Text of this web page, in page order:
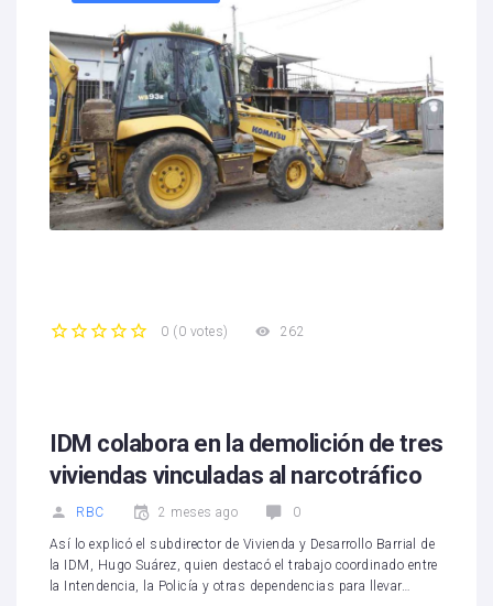
0 ( 0 votes) 262
IDM colabora en la demolición de tres
viviendas vinculadas al narcotráfico
RBC 2 meses ago 0
Así lo explicó el subdirector de Vivienda y Desarrollo Barrial de
la IDM, Hugo Suárez, quien destacó el trabajo coordinado entre
la Intendencia, la Policía y otras dependencias para llevar…